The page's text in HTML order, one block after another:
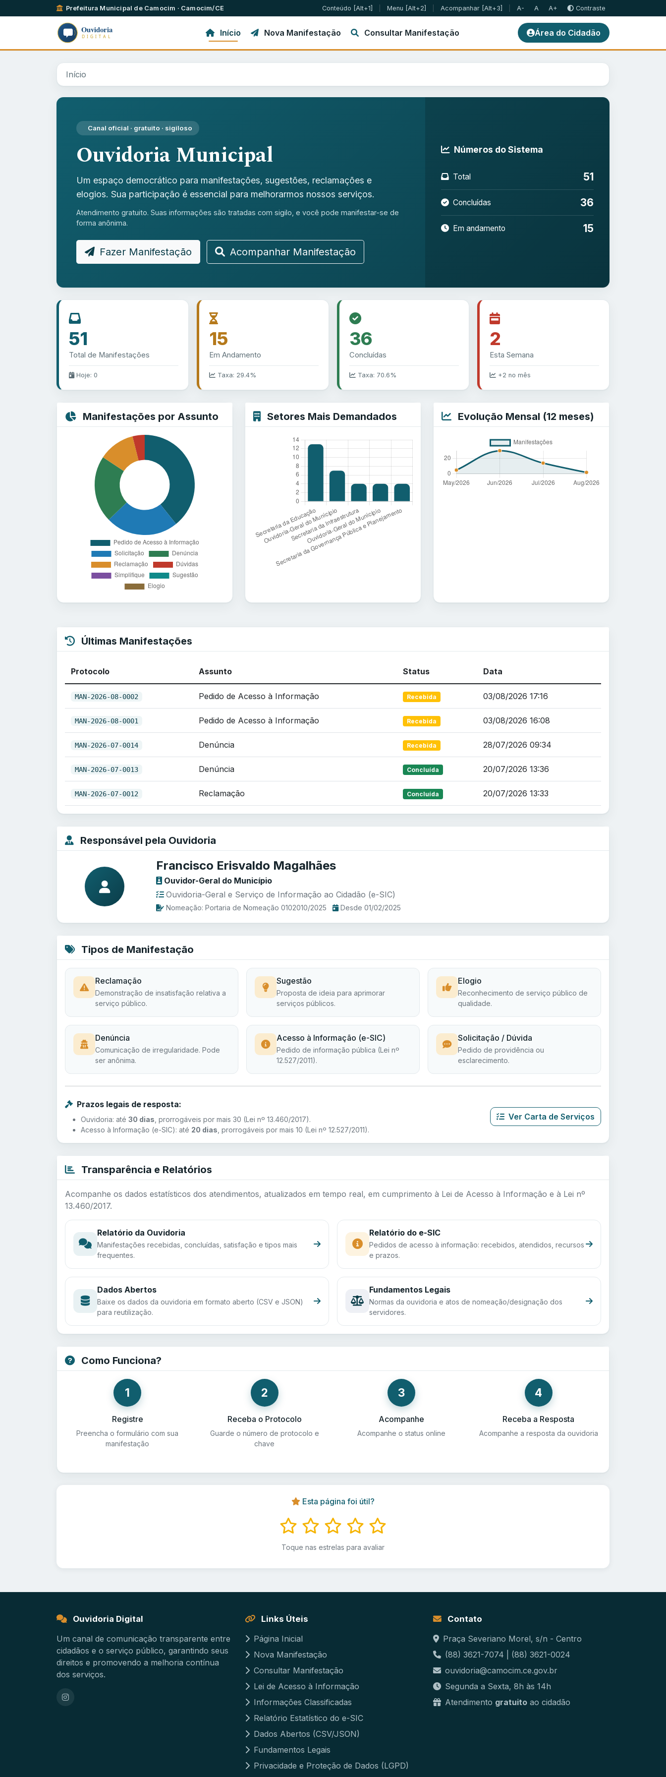
Prefeitura Municipal de Camocim · Camocim/CE Conteúdo [Alt+1] Menu [Alt+2] Acompanhar [Alt+3] A- A A+ Contraste
Início Nova Manifestação Consultar Manifestação Área do Cidadão
Início
Canal oficial · gratuito · sigiloso
Ouvidoria Municipal
Um espaço democrático para manifestações, sugestões, reclamações e
elogios. Sua participação é essencial para melhorarmos nossos serviços.
Atendimento gratuito. Suas informações são tratadas com sigilo, e você pode manifestar-se de
forma anônima.
Fazer Manifestação Acompanhar Manifestação
Números do Sistema
Total 51
Concluídas 36
Em andamento 15
51
Total de Manifestações
Hoje: 0
15
Em Andamento
Taxa: 29.4%
36
Concluídas
Taxa: 70.6%
2
Esta Semana
+2 no mês
Manifestações por Assunto Setores Mais Demandados Evolução Mensal (12 meses)
Últimas Manifestações
Protocolo Assunto Status Data
MAN-2026-08-0002 Pedido de Acesso à Informação Recebida 03/08/2026 17:16
MAN-2026-08-0001 Pedido de Acesso à Informação Recebida 03/08/2026 16:08
MAN-2026-07-0014 Denúncia Recebida 28/07/2026 09:34
MAN-2026-07-0013 Denúncia Concluída 20/07/2026 13:36
MAN-2026-07-0012 Reclamação Concluída 20/07/2026 13:33
Responsável pela Ouvidoria
Francisco Erisvaldo Magalhães
Ouvidor-Geral do Município
Ouvidoria-Geral e Serviço de Informação ao Cidadão (e-SIC)
Nomeação: Portaria de Nomeação 0102010/2025 Desde 01/02/2025
Tipos de Manifestação
Reclamação
Demonstração de insatisfação relativa a
serviço público.
Sugestão
Proposta de ideia para aprimorar
serviços públicos.
Elogio
Reconhecimento de serviço público de
qualidade.
Denúncia
Comunicação de irregularidade. Pode
ser anônima.
Acesso à Informação (e-SIC)
Pedido de informação pública (Lei nº
12.527/2011).
Solicitação / Dúvida
Pedido de providência ou
esclarecimento.
Prazos legais de resposta:
Ouvidoria: até 30 dias , prorrogáveis por mais 30 (Lei nº 13.460/2017).
Acesso à Informação (e-SIC): até 20 dias , prorrogáveis por mais 10 (Lei nº 12.527/2011).
Ver Carta de Serviços
Transparência e Relatórios
Acompanhe os dados estatísticos dos atendimentos, atualizados em tempo real, em cumprimento à Lei de Acesso à Informação e à Lei nº
13.460/2017.
Relatório da Ouvidoria
Manifestações recebidas, concluídas, satisfação e tipos mais
frequentes.
Relatório do e-SIC
Pedidos de acesso à informação: recebidos, atendidos, recursos
e prazos.
Dados Abertos
Baixe os dados da ouvidoria em formato aberto (CSV e JSON)
para reutilização.
Fundamentos Legais
Normas da ouvidoria e atos de nomeação/designação dos
servidores.
Como Funciona?
1
Registre
Preencha o formulário com sua
manifestação
2
Receba o Protocolo
Guarde o número de protocolo e
chave
3
Acompanhe
Acompanhe o status online
4
Receba a Resposta
Acompanhe a resposta da ouvidoria
Esta página foi útil?
Toque nas estrelas para avaliar
Ouvidoria Digital
Um canal de comunicação transparente entre
cidadãos e o serviço público, garantindo seus
direitos e promovendo a melhoria contínua
dos serviços.
Links Úteis
Página Inicial
Nova Manifestação
Consultar Manifestação
Lei de Acesso à Informação
Informações Classificadas
Relatório Estatístico do e-SIC
Dados Abertos (CSV/JSON)
Fundamentos Legais
Privacidade e Proteção de Dados (LGPD)
Contato
Praça Severiano Morel, s/n - Centro
(88) 3621-7074 | (88) 3621-0024
ouvidoria@camocim.ce.gov.br
Segunda a Sexta, 8h às 14h
Atendimento gratuito ao cidadão